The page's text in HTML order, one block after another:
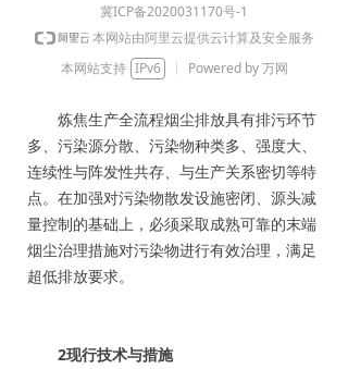
炼焦生产全流程烟尘排放具有排污环节
多、污染源分散、污染物种类多、强度大、
连续性与阵发性共存、与生产关系密切等特
点。在加强对污染物散发设施密闭、源头减
量控制的基础上，必须采取成熟可靠的末端
烟尘治理措施对污染物进行有效治理，满足
超低排放要求。
2现行技术与措施
冀ICP备2020031170号-1
本网站由阿里云提供云计算及安全服务
本网站支持 IPv6 Powered by 万网